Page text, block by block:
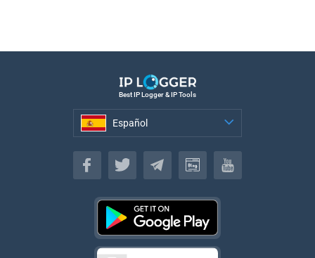
Best IP Logger & IP Tools
Español
Español